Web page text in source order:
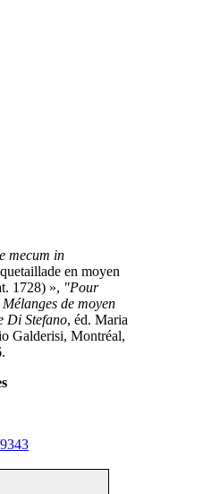
mecum in
en moyen
1728) », "Pour
de moyen
Di Stefano, éd. Maria
Galderisi, Montréal,